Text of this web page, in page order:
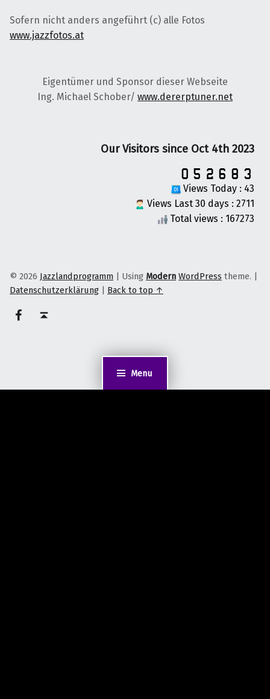
Menu
Sofern nicht anders angeführt (c) alle Fotos
www.jazzfotos.at
Eigentümer und Sponsor dieser Webseite
Ing. Michael Schober/ www.dererptuner.net
Our Visitors since Oct 4th 2023
Views Today : 43
Views Last 30 days : 2711
Total views : 167273
© 2026 Jazzlandprogramm | Using Modern WordPress theme. |
Datenschutzerklärung | Back to top ↑